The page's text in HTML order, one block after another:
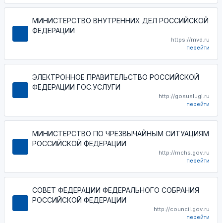
МИНИСТЕРСТВО ВНУТРЕННИХ ДЕЛ РОССИЙСКОЙ
ФЕДЕРАЦИИ
https://mvd.ru
перейти
ЭЛЕКТРОННОЕ ПРАВИТЕЛЬСТВО РОССИЙСКОЙ
ФЕДЕРАЦИИ ГОС.УСЛУГИ
http://gosuslugi.ru
перейти
МИНИСТЕРСТВО ПО ЧРЕЗВЫЧАЙНЫМ СИТУАЦИЯМ
РОССИЙСКОЙ ФЕДЕРАЦИИ
http://mchs.gov.ru
перейти
СОВЕТ ФЕДЕРАЦИИ ФЕДЕРАЛЬНОГО СОБРАНИЯ
РОССИЙСКОЙ ФЕДЕРАЦИИ
http://council.gov.ru
перейти